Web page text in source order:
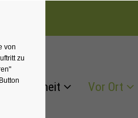
Gesundheit Vor Ort
von
zu